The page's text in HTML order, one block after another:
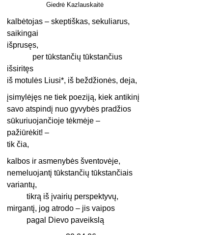
Giedrė Kazlauskaitė
kalbėtojas – skeptiškas, sekuliarus,
saikingai
išprusęs,
per tūkstančių tūkstančius
išsiritęs
iš motulės Liusi*, iš beždžionės, deja,
įsimylėjęs ne tiek poeziją, kiek antikinį
savo atspindį nuo gyvybės pradžios
sūkuriuojančioje tėkmėje –
pažiūrėkit! –
tik čia,
kalbos ir asmenybės šventovėje,
nemeluojantį tūkstančių tūkstančiais
variantų,
tikrą iš įvairių perspektyvų,
mirgantį, jog atrodo – jis vaipos
pagal Dievo paveikslą